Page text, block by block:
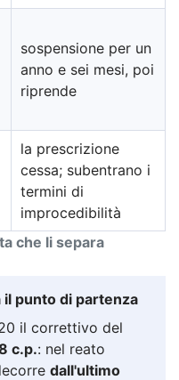
che li separa
sospensione per un
anno e sei mesi, poi
riprende
la prescrizione
cessa; subentrano i
termini di
improcedibilità
il punto di partenza
il correttivo del
c.p.: nel reato
dall'ultimo